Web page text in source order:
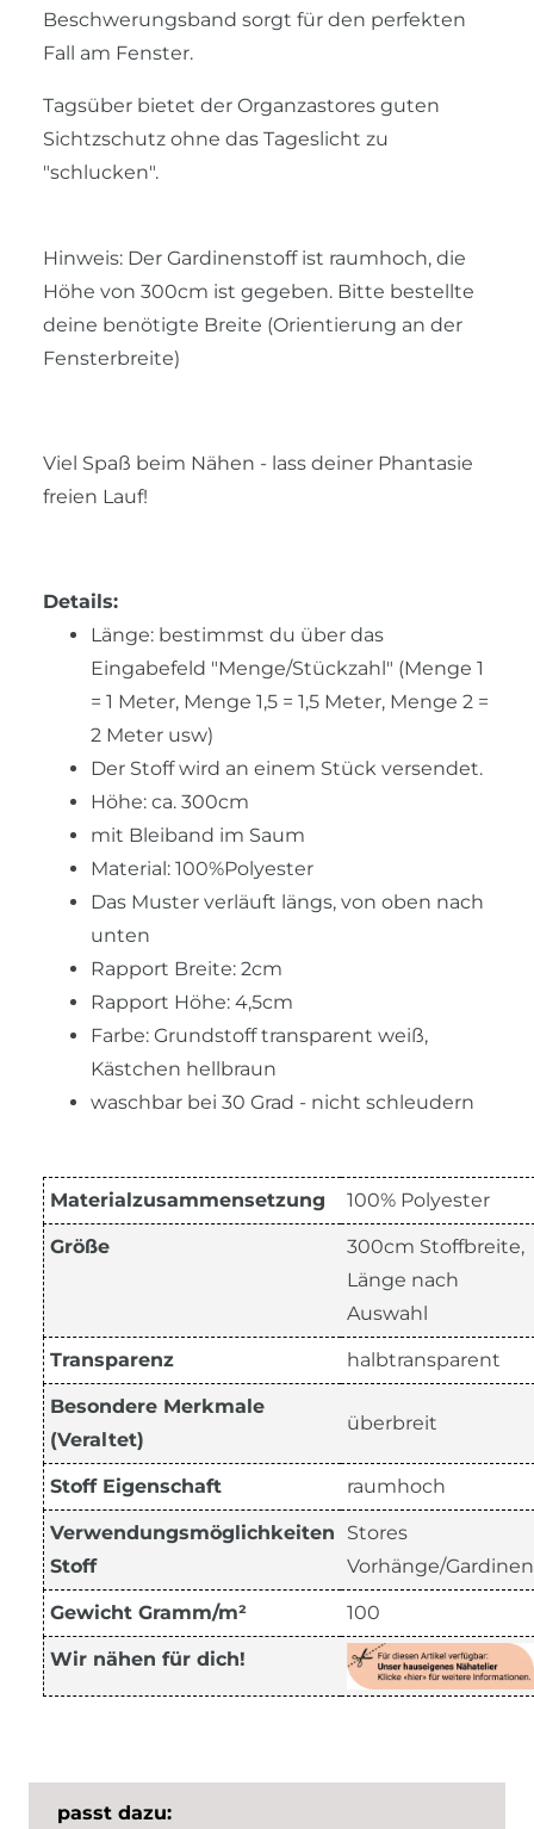
Beschwerungsband sorgt für den perfekten
Fall am Fenster.
Tagsüber bietet der Organzastores guten
Sichtzschutz ohne das Tageslicht zu
"schlucken".
Hinweis: Der Gardinenstoff ist raumhoch, die
Höhe von 300cm ist gegeben. Bitte bestellte
deine benötigte Breite (Orientierung an der
Fensterbreite)
Viel Spaß beim Nähen - lass deiner Phantasie
freien Lauf!
Details:
Länge: bestimmst du über das
Eingabefeld "Menge/Stückzahl" (Menge 1
= 1 Meter, Menge 1,5 = 1,5 Meter, Menge 2 =
2 Meter usw)
Der Stoff wird an einem Stück versendet.
Höhe: ca. 300cm
mit Bleiband im Saum
Material: 100%Polyester
Das Muster verläuft längs, von oben nach
unten
Rapport Breite: 2cm
Rapport Höhe: 4,5cm
Farbe: Grundstoff transparent weiß,
Kästchen hellbraun
waschbar bei 30 Grad - nicht schleudern
Materialzusammensetzung 100% Polyester
Größe
300cm Stoffbreite,
Länge nach
Auswahl
Transparenz halbtransparent
Besondere Merkmale
(Veraltet)
überbreit
Stoff Eigenschaft raumhoch
Verwendungsmöglichkeiten
Stoff
Stores
Vorhänge/Gardinen
Gewicht Gramm/m² 100
Wir nähen für dich!
passt dazu: